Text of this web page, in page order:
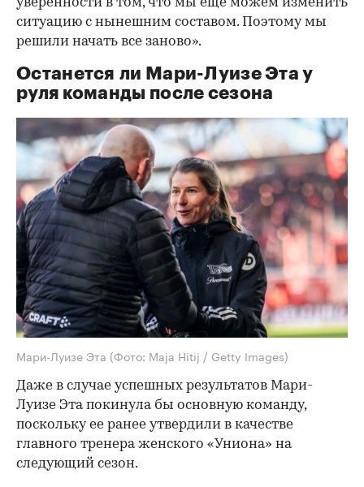
ситуацию с нынешним составом. Поэтому мы
решили начать все заново».
Останется ли Мари-Луизе Эта у
руля команды после сезона
Мари-Луизе Эта (Фото: Maja Hitij / Getty Images)
Даже в случае успешных результатов Мари-
Луизе Эта покинула бы основную команду,
поскольку ее ранее утвердили в качестве
главного тренера женского «Униона» на
следующий сезон.